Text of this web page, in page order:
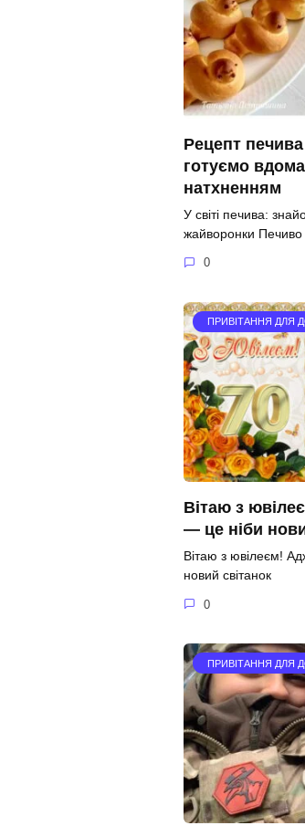
Рецепт
готуємо
натхненням
У світі печива:
жайворонки Печиво
0
ПРИВІТАННЯ ДЛЯ
Вітаю з
— це ніби
Вітаю з ювілеєм!
новий світанок
0
ПРИВІТАННЯ ДЛЯ